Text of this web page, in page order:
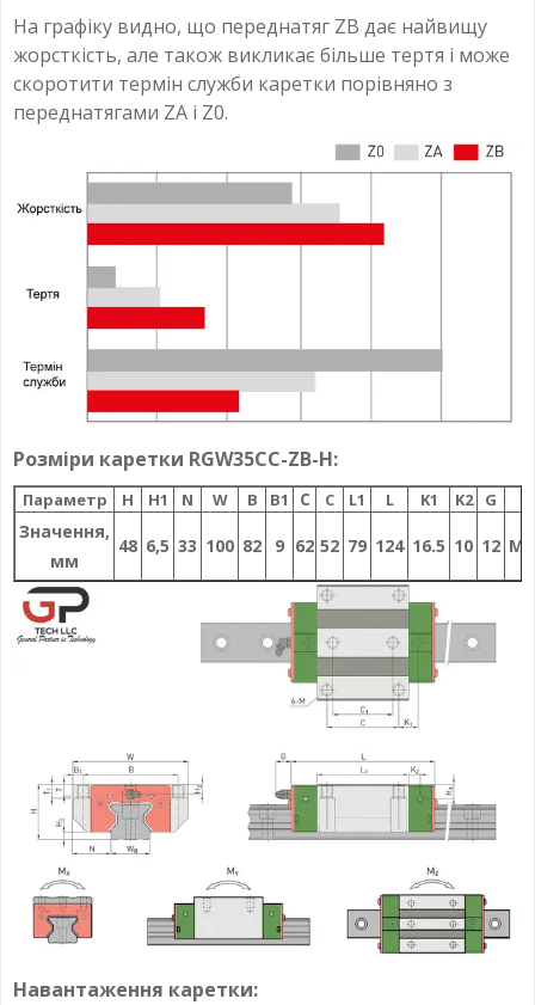
На графіку видно, що переднатяг ZB дає найвищу
жорсткість, але також викликає більше тертя і може
скоротити термін служби каретки порівняно з
переднатягами ZA і Z0.
Розміри каретки RGW35CC-ZB-H:
Параметр H H1 N W B B1 C C L1 L K1 K2 G
Значення,
мм
48 6,5 33 100 82 9 62 52 79 124 16.5 10 12
Навантаження каретки: